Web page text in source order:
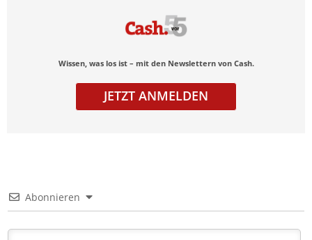
Wissen, was los ist – mit den Newslettern von Cash.
JETZT ANMELDEN
Abonnieren